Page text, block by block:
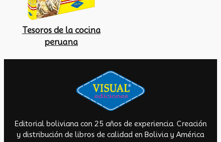
Tesoros de la cocina
peruana
Editorial boliviana con 25 años de experiencia. Creación
y distribución de libros de calidad en Bolivia y América